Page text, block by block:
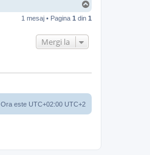
s
1 mesaj • Pagina 1 din 1
Mergi la
Ora este UTC+02:00 UTC+2